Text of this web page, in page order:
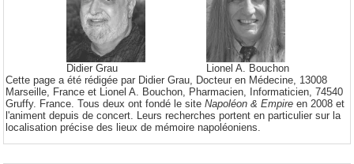
Didier Grau
Lionel A. Bouchon
Cette page a été rédigée par Didier Grau, Docteur en Médecine, 13008
Marseille, France et Lionel A. Bouchon, Pharmacien, Informaticien, 74540
Gruffy. France. Tous deux ont fondé le site Napoléon & Empire en 2008 et
l'animent depuis de concert. Leurs recherches portent en particulier sur la
localisation précise des lieux de mémoire napoléoniens.